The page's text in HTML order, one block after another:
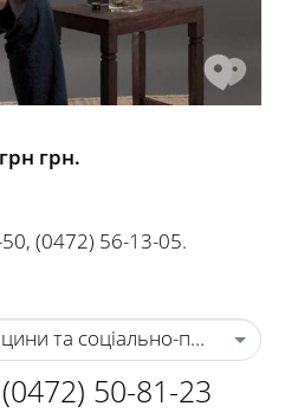
грн.
(0472) 56-13-05.
та соціально-
(0472) 50-81-23